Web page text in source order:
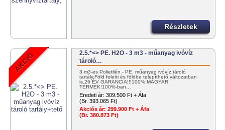
Részletek
2.5.*<> PE. H2O - 3 m3 - műanyag ivóvíz
tároló…
3 m3-es Polietilén - PE. műanyag ivóvíz tároló
tartály.Föld feletti és földbe telepíthető változatban
is.26 ÉV GARANCIA!!!100% MAGYAR
TERMÉK!100%-ban…
Eredeti ár: 309.500 Ft + Áfa
(Br. 393.065 Ft)
Akciós ár: 299.900 Ft + Áfa
(Br. 380.873 Ft)